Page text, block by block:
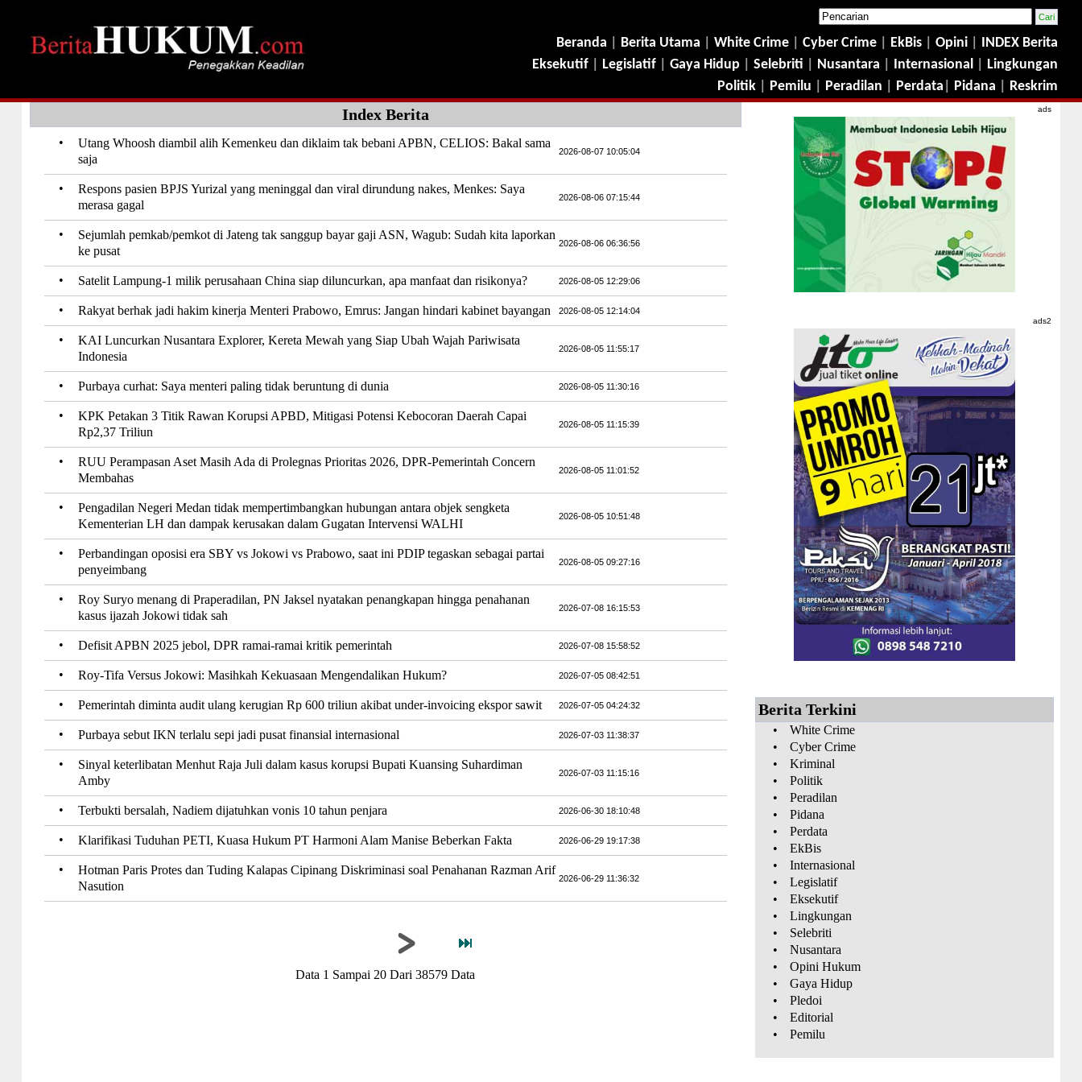
Beranda Berita Utama White Crime Cyber Crime EkBis Opini
INDEX Berita
Eksekutif
Legislatif Gaya Hidup Selebriti Nusantara Internasional
Lingkungan
Politik
Pemilu Peradilan Perdata Pidana Reskrim
Index Berita
•
Utang Whoosh diambil alih Kemenkeu dan diklaim tak bebani APBN, CELIOS: Bakal sama
saja
2026-08-07 10:05:04
•
Respons pasien BPJS Yurizal yang meninggal dan viral dirundung nakes, Menkes: Saya
merasa gagal
2026-08-06 07:15:44
•
Sejumlah pemkab/pemkot di Jateng tak sanggup bayar gaji ASN, Wagub: Sudah kita laporkan
ke pusat
2026-08-06 06:36:56
• Satelit Lampung-1 milik perusahaan China siap diluncurkan, apa manfaat dan risikonya? 2026-08-05 12:29:06
• Rakyat berhak jadi hakim kinerja Menteri Prabowo, Emrus: Jangan hindari kabinet bayangan 2026-08-05 12:14:04
•
KAI Luncurkan Nusantara Explorer, Kereta Mewah yang Siap Ubah Wajah Pariwisata
Indonesia
2026-08-05 11:55:17
• Purbaya curhat: Saya menteri paling tidak beruntung di dunia 2026-08-05 11:30:16
•
KPK Petakan 3 Titik Rawan Korupsi APBD, Mitigasi Potensi Kebocoran Daerah Capai
Rp2,37 Triliun
2026-08-05 11:15:39
•
RUU Perampasan Aset Masih Ada di Prolegnas Prioritas 2026, DPR-Pemerintah Concern
Membahas
2026-08-05 11:01:52
•
Pengadilan Negeri Medan tidak mempertimbangkan hubungan antara objek sengketa
Kementerian LH dan dampak kerusakan dalam Gugatan Intervensi WALHI
2026-08-05 10:51:48
•
Perbandingan oposisi era SBY vs Jokowi vs Prabowo, saat ini PDIP tegaskan sebagai partai
penyeimbang
2026-08-05 09:27:16
•
Roy Suryo menang di Praperadilan, PN Jaksel nyatakan penangkapan hingga penahanan
kasus ijazah Jokowi tidak sah
2026-07-08 16:15:53
• Defisit APBN 2025 jebol, DPR ramai-ramai kritik pemerintah 2026-07-08 15:58:52
• Roy-Tifa Versus Jokowi: Masihkah Kekuasaan Mengendalikan Hukum? 2026-07-05 08:42:51
• Pemerintah diminta audit ulang kerugian Rp 600 triliun akibat under-invoicing ekspor sawit 2026-07-05 04:24:32
• Purbaya sebut IKN terlalu sepi jadi pusat finansial internasional 2026-07-03 11:38:37
•
Sinyal keterlibatan Menhut Raja Juli dalam kasus korupsi Bupati Kuansing Suhardiman
Amby
2026-07-03 11:15:16
• Terbukti bersalah, Nadiem dijatuhkan vonis 10 tahun penjara 2026-06-30 18:10:48
• Klarifikasi Tuduhan PETI, Kuasa Hukum PT Harmoni Alam Manise Beberkan Fakta 2026-06-29 19:17:38
•
Hotman Paris Protes dan Tuding Kalapas Cipinang Diskriminasi soal Penahanan Razman Arif
Nasution
2026-06-29 11:36:32
Data 1 Sampai 20 Dari 38579 Data
ads
ads2
Berita Terkini
•
White Crime
•
Cyber Crime
•
Kriminal
•
Politik
•
Peradilan
•
Pidana
•
Perdata
•
EkBis
•
Internasional
•
Legislatif
•
Eksekutif
•
Lingkungan
•
Selebriti
•
Nusantara
•
Opini Hukum
•
Gaya Hidup
•
Pledoi
•
Editorial
•
Pemilu